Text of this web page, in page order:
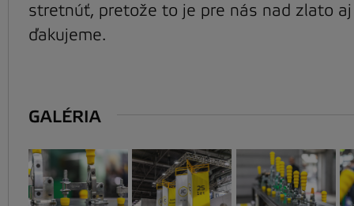
stretnúť, pretože to je pre nás nad zlato aj
ďakujeme.
GALÉRIA